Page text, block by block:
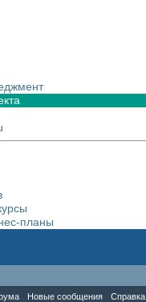
планы
Новые сообщения Справка